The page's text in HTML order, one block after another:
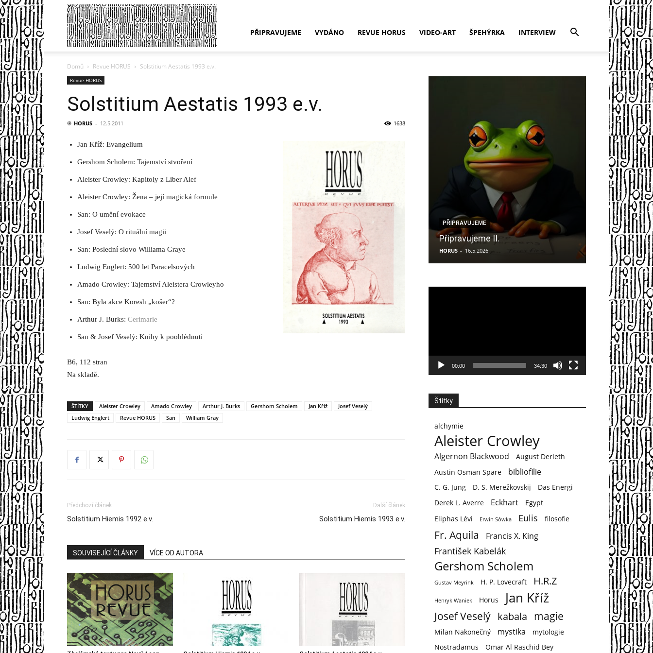
Nakladatelství
PŘIPRAVUJEME VYDÁNO REVUE HORUS VIDEO-ART ŠPEHÝRKA INTERVIEW
Domů Revue HORUS Solstitium Aestatis 1993 e.v.
Revue HORUS
Solstitium Aestatis 1993 e.v.
֎ HORUS - 12.5.2011 1638
Jan Kříž: Evangelium
Gershom Scholem: Tajemství stvoření
Aleister Crowley: Kapitoly z Liber Alef
Aleister Crowley: Žena – její magická formule
San: O umění evokace
Josef Veselý: O rituální magii
San: Poslední slovo Williama Graye
Ludwig Englert: 500 let Paracelsových
Amado Crowley: Tajemství Aleistera Crowleyho
San: Byla akce Koresh „košer“?
Arthur J. Burks: Cerimarie
San & Josef Veselý: Knihy k poohlédnutí
B6, 112 stran
Na skladě.
ŠTÍTKY Aleister Crowley Amado Crowley Arthur J. Burks Gershom Scholem Jan Kříž
Josef Veselý
Ludwig Englert
Revue HORUS San William Gray
Předchozí článek
Solstitium Hiemis 1992 e.v.
Další článek
Solstitium Hiemis 1993 e.v.
SOUVISEJÍCÍ ČLÁNKY VÍCE OD AUTORA
PŘIPRAVUJEME
Připravujeme II.
HORUS - 16.5.2026
PŘIPRAVUJEME
Připravujeme
HORUS 22.11.2025
00:00 34:30
Štítky
alchymie
Aleister Crowley
Algernon Blackwood
August Derleth
Austin Osman Spare
bibliofilie
C. G. Jung D. S. Merežkovskij
Das Energi
Derek L. Averre
Eckhart
Egypt
Eliphas Lévi
Erwin Sówka Eulis filosofie
Fr. Aquila Francis X. King
František Kabelák
Gershom Scholem
Gustav Meyrink H. P. Lovecraft H.R.Z
Henryk Waniek Horus Jan Kříž
Josef Veselý kabala magie
Milan Nakonečný mystika
mytologie
Nostradamus
Omar Al Raschid Bey